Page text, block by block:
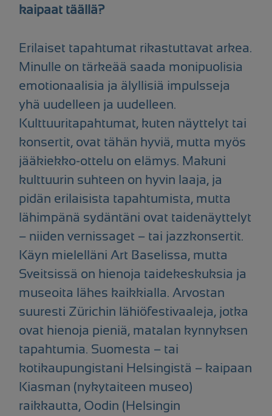
kaipaat täällä?
Erilaiset tapahtumat rikastuttavat arkea.
Minulle on tärkeää saada monipuolisia
emotionaalisia ja älyllisiä impulsseja
yhä uudelleen ja uudelleen.
Kulttuuritapahtumat, kuten näyttelyt tai
konsertit, ovat tähän hyviä, mutta myös
jääkiekko-ottelu on elämys. Makuni
kulttuurin suhteen on hyvin laaja, ja
pidän erilaisista tapahtumista, mutta
lähimpänä sydäntäni ovat taidenäyttelyt
– niiden vernissaget – tai jazzkonsertit.
Käyn mielelläni Art Baselissa, mutta
Sveitsissä on hienoja taidekeskuksia ja
museoita lähes kaikkialla. Arvostan
suuresti Zürichin lähiöfestivaaleja, jotka
ovat hienoja pieniä, matalan kynnyksen
tapahtumia. Suomesta – tai
kotikaupungistani Helsingistä – kaipaan
Kiasman (nykytaiteen museo)
raikkautta, Oodin (Helsingin